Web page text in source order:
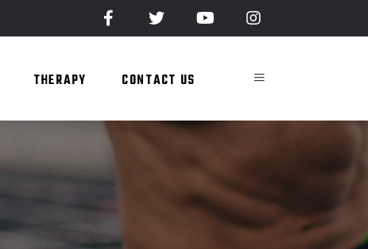
THERAPY CONTACT US